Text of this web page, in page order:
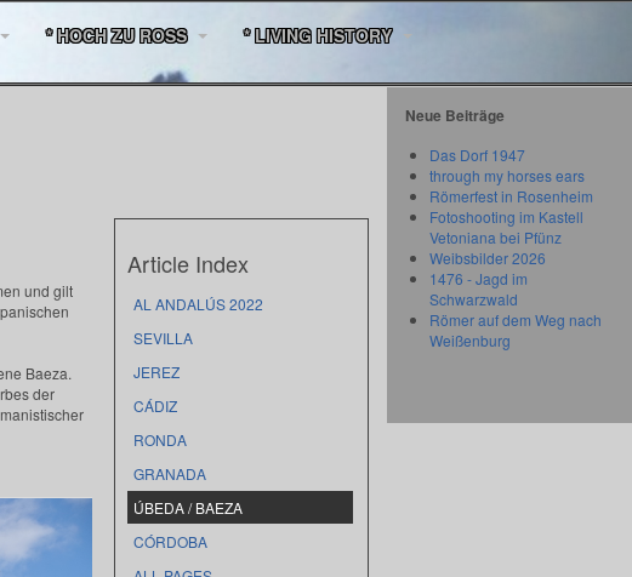
* HOCH ZU ROSS * LIVING HISTORY
Article Index
AL ANDALÚS 2022
SEVILLA
JEREZ
CÁDIZ
RONDA
GRANADA
ÚBEDA / BAEZA
CÓRDOBA
und gilt
Baeza.
der
Neue Beiträge
Das Dorf 1947
through my horses ears
Römerfest in Rosenheim
Fotoshooting im Kastell
Vetoniana bei Pfünz
Weibsbilder 2026
1476 - Jagd im
Schwarzwald
Römer auf dem Weg nach
Weißenburg